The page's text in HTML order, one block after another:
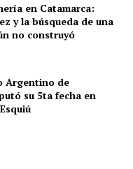
en Catamarca:
y la búsqueda de una
no construyó
Argentino de
su 5ta fecha en